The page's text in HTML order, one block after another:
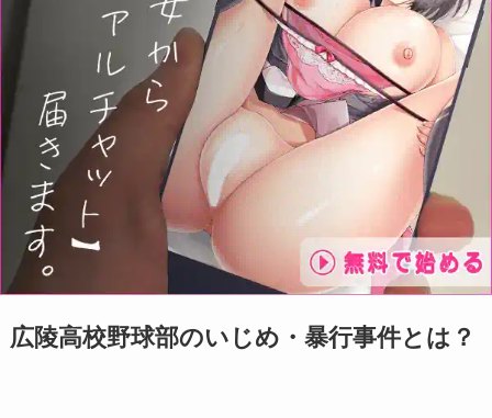
広陵高校野球部のいじめ・暴行事件とは？